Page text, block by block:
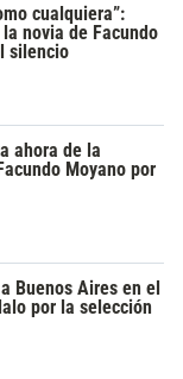
cualquiera”:
novia de Facundo
silencio
ahora de la
Moyano por
Buenos Aires en el
por la selección